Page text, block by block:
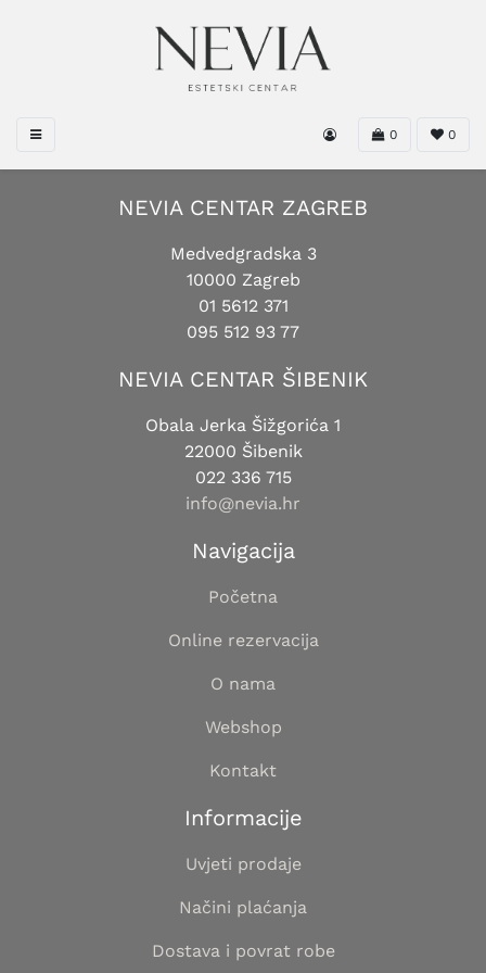
0 0
NEVIA CENTAR ZAGREB
Medvedgradska 3
10000 Zagreb
01 5612 371
095 512 93 77
NEVIA CENTAR ŠIBENIK
Obala Jerka Šižgorića 1
22000 Šibenik
022 336 715
info@nevia.hr
Navigacija
Početna
Online rezervacija
O nama
Webshop
Kontakt
Informacije
Uvjeti prodaje
Načini plaćanja
Dostava i povrat robe